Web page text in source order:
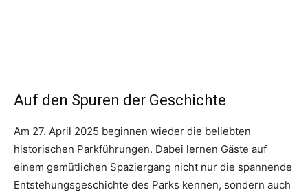
Auf den Spuren der Geschichte
Am 27. April 2025 beginnen wieder die beliebten
historischen Parkführungen. Dabei lernen Gäste auf
einem gemütlichen Spaziergang nicht nur die spannende
Entstehungsgeschichte des Parks kennen, sondern auch